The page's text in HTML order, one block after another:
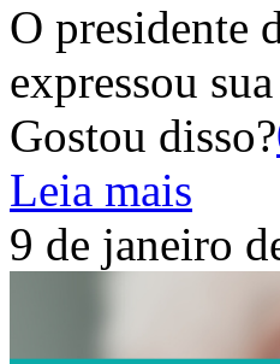
O presidente
expressou
Gostou disso?
Leia mais
9 de janeiro